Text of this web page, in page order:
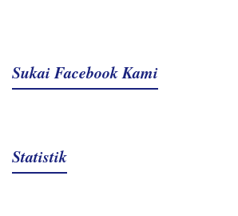
Sukai Facebook Kami
Statistik